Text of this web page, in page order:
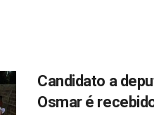
Candidato a
Osmar é